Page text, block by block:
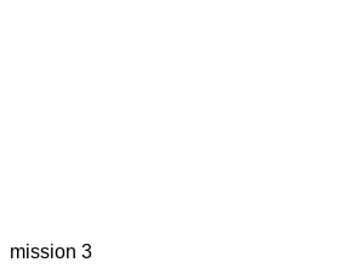
mission 3